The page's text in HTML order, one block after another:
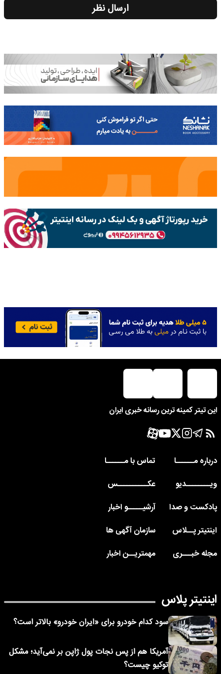
ارسال نظر
این تیتر کمینه ترین رسانه خبری ایران
درباره مــــــا
تماس با مــــــا
ویــــــــدیو
عکــــــــــس
پادکست و صدا
آرشیـــــو اخبار
اینتیتر پــلاس
سازمان آگهی ها
مجله خبـــری
مهمتریــن اخبار
اینتیتر پلاس
سود کدام خودرو برای «ایران خودرو» بالاتر است؟
آمریکا هم از پس نجات پول ژاپن بر نمی‌آید؛ مشکل
توکیو چیست؟